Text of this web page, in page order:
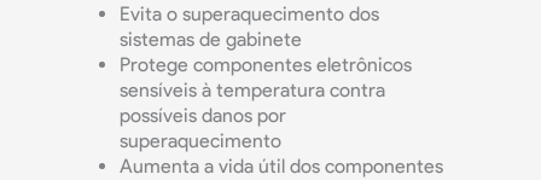
Evita o superaquecimento dos
sistemas de gabinete
Protege componentes eletrônicos
sensíveis à temperatura contra
possíveis danos por
superaquecimento
Aumenta a vida útil dos componentes